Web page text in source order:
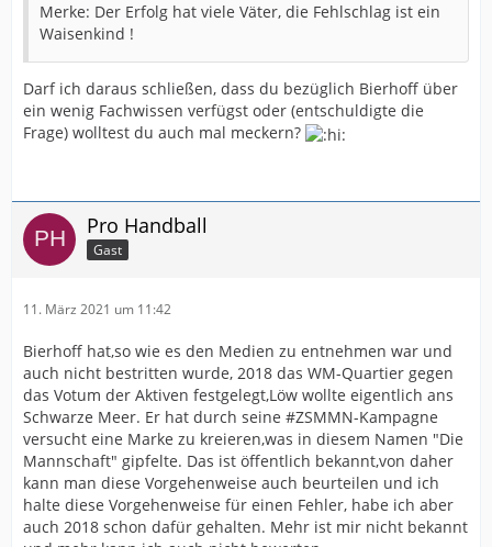
Merke: Der Erfolg hat viele Väter, die Fehlschlag ist ein
Waisenkind !
Darf ich daraus schließen, dass du bezüglich Bierhoff über
ein wenig Fachwissen verfügst oder (entschuldigte die
Frage) wolltest du auch mal meckern?
Pro Handball
Gast
11. März 2021 um 11:42
Bierhoff hat,so wie es den Medien zu entnehmen war und
auch nicht bestritten wurde, 2018 das WM-Quartier gegen
das Votum der Aktiven festgelegt,Löw wollte eigentlich ans
Schwarze Meer. Er hat durch seine #ZSMMN-Kampagne
versucht eine Marke zu kreieren,was in diesem Namen "Die
Mannschaft" gipfelte. Das ist öffentlich bekannt,von daher
kann man diese Vorgehenweise auch beurteilen und ich
halte diese Vorgehenweise für einen Fehler, habe ich aber
auch 2018 schon dafür gehalten. Mehr ist mir nicht bekannt